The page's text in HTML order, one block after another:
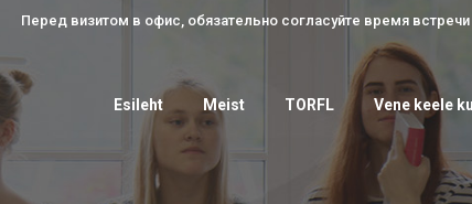
Перед визитом в офис, обязательно согласуйте время
Esileht Meist TORFL Vene keele
Vene keele